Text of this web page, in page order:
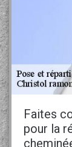
Faites
pour la